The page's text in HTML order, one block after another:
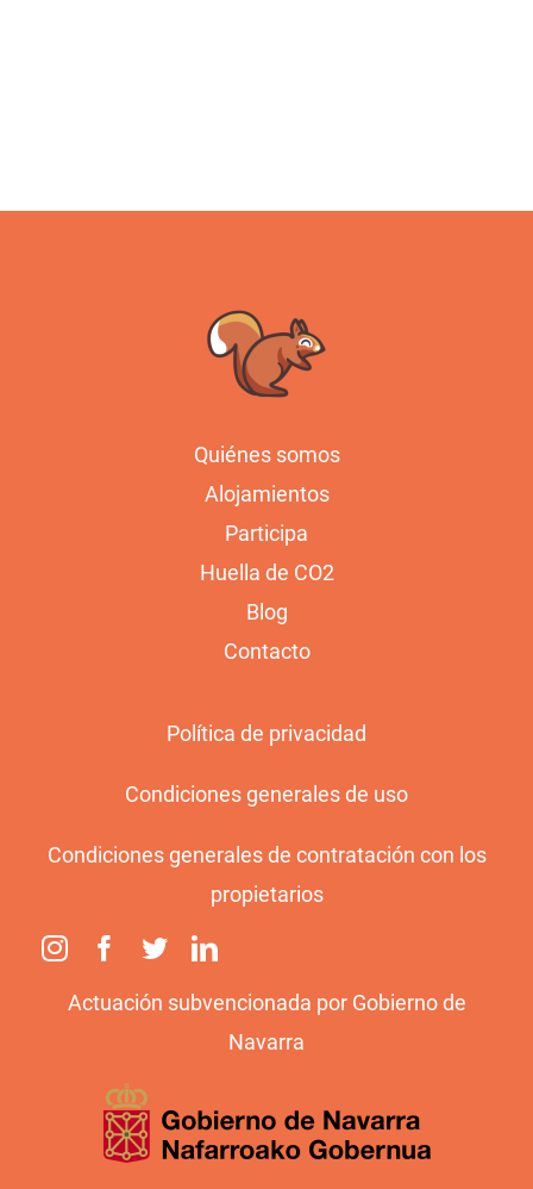
Quiénes somos
Alojamientos
Participa
Huella de CO2
Blog
Contacto
Política de privacidad
Condiciones generales de uso
Condiciones generales de contratación con los
propietarios
Actuación subvencionada por Gobierno de
Navarra